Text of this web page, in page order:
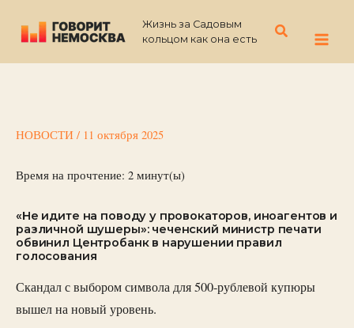
содержимому
Жизнь за Садовым
кольцом как она есть
Поиск
НОВОСТИ / 11 октября 2025
Время на прочтение: 2 минут(ы)
«Не идите на поводу у провокаторов, иноагентов и
различной шушеры»: чеченский министр печати
обвинил Центробанк в нарушении правил
голосования
Скандал с выбором символа для 500-рублевой купюры
вышел на новый уровень.